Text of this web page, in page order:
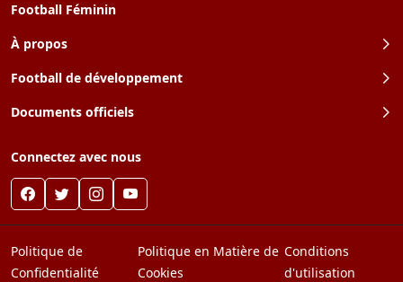
Football Féminin
À propos
Football de développement
Documents officiels
Connectez avec nous
Politique de
Confidentialité
Politique en Matière de
Cookies
Conditions
d'utilisation